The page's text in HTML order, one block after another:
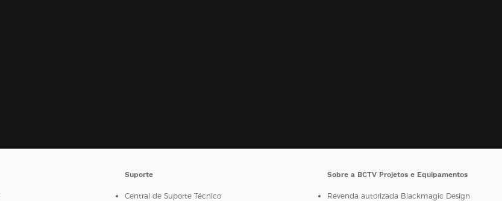
Suporte
Central de Suporte Técnico
Sobre a BCTV Projetos e Equipamentos
Revenda autorizada Blackmagic Design